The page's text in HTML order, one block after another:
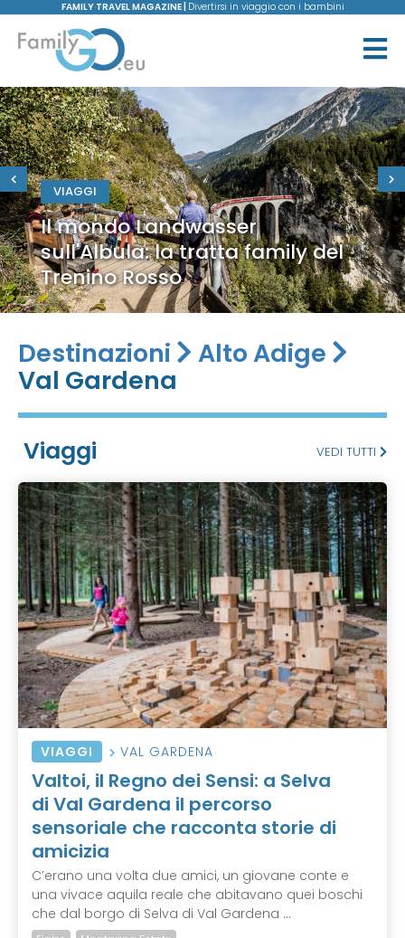
FAMILY TRAVEL MAGAZINE | Divertirsi in viaggio con i bambini
VIAGGI
Il mondo Landwasser
sull'Albula: la tratta family del
Trenino Rosso
Destinazioni
Alto Adige
Val Gardena
Viaggi VEDI TUTTI
VIAGGI VAL GARDENA
Valtoi, il Regno dei Sensi: a Selva
di Val Gardena il percorso
sensoriale che racconta storie di
amicizia
C’erano una volta due amici, un giovane conte e
una vivace aquila reale che abitavano quei boschi
che dal borgo di Selva di Val Gardena ...